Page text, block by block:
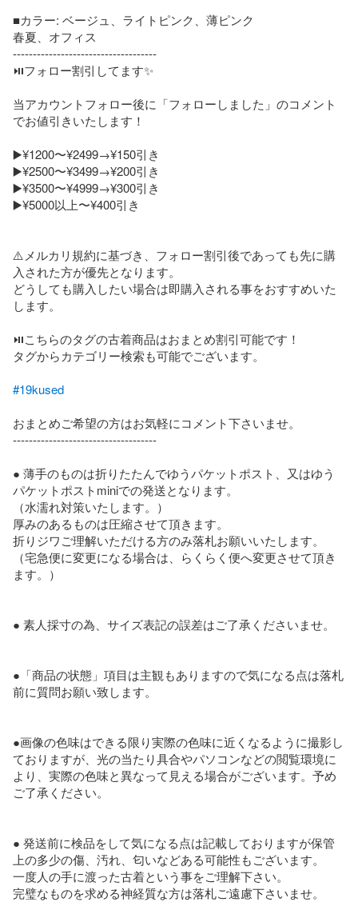
■カラー: ベージュ、ライトピンク、薄ピンク
春夏、オフィス
------------------------------------
⏯️フォロー割引してます✨
当アカウントフォロー後に「フォローしました」のコメント
でお値引きいたします！
▶️¥1200〜¥2499→¥150引き
▶️¥2500〜¥3499→¥200引き
▶️¥3500〜¥4999→¥300引き
▶️¥5000以上〜¥400引き
⚠️メルカリ規約に基づき、フォロー割引後であっても先に購
入された方が優先となります。
どうしても購入したい場合は即購入される事をおすすめいた
します。
⏯️こちらのタグの古着商品はおまとめ割引可能です！
タグからカテゴリー検索も可能でございます。
#19kused
おまとめご希望の方はお気軽にコメント下さいませ。
------------------------------------
● 薄手のものは折りたたんでゆうパケットポスト、又はゆう
パケットポストminiでの発送となります。
（水濡れ対策いたします。）
厚みのあるものは圧縮させて頂きます。
折りジワご理解いただける方のみ落札お願いいたします。
（宅急便に変更になる場合は、らくらく便へ変更させて頂き
ます。）
● 素人採寸の為、サイズ表記の誤差はご了承くださいませ。
●「商品の状態」項目は主観もありますので気になる点は落札
前に質問お願い致します。
●画像の色味はできる限り実際の色味に近くなるように撮影し
ておりますが、光の当たり具合やパソコンなどの閲覧環境に
より、実際の色味と異なって見える場合がございます。予め
ご了承ください。
● 発送前に検品をして気になる点は記載しておりますが保管
上の多少の傷、汚れ、匂いなどある可能性もございます。
一度人の手に渡った古着という事をご理解下さい。
完璧なものを求める神経質な方は落札ご遠慮下さいませ。